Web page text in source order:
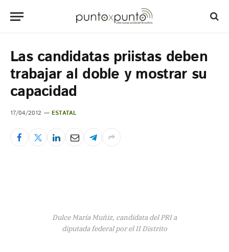
Las candidatas priistas deben
trabajar al doble y mostrar su
capacidad
17/04/2012 ESTATAL
Dulce María Muñiz, candidata del PRI a
diputada federal por el II Distrito